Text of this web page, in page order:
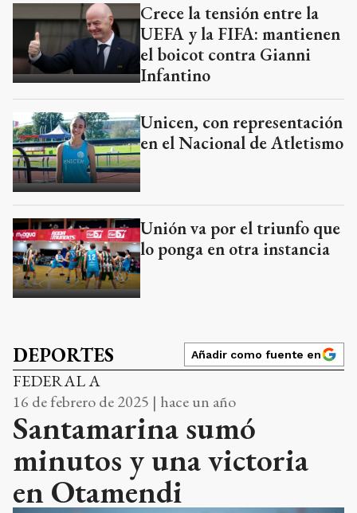
Crece la tensión entre la
UEFA y la FIFA: mantienen
el boicot contra Gianni
Infantino
Unicen, con representación
en el Nacional de Atletismo
Unión va por el triunfo que
lo ponga en otra instancia
DEPORTES Añadir como fuente en
FEDERAL A
16 de febrero de 2025 | hace un año
Santamarina sumó
minutos y una victoria
en Otamendi